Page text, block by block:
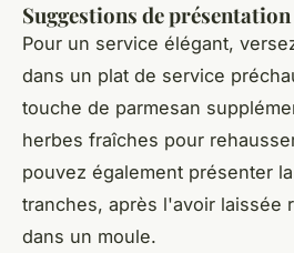
Suggestions de présentation
Pour un service élégant,
dans un plat de service
touche de parmesan
herbes fraîches pour
pouvez également présenter
tranches, après l'avoir laissée
dans un moule.